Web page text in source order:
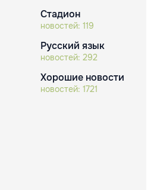
Стадион
новостей: 119
Русский язык
новостей: 292
Хорошие новости
новостей: 1721